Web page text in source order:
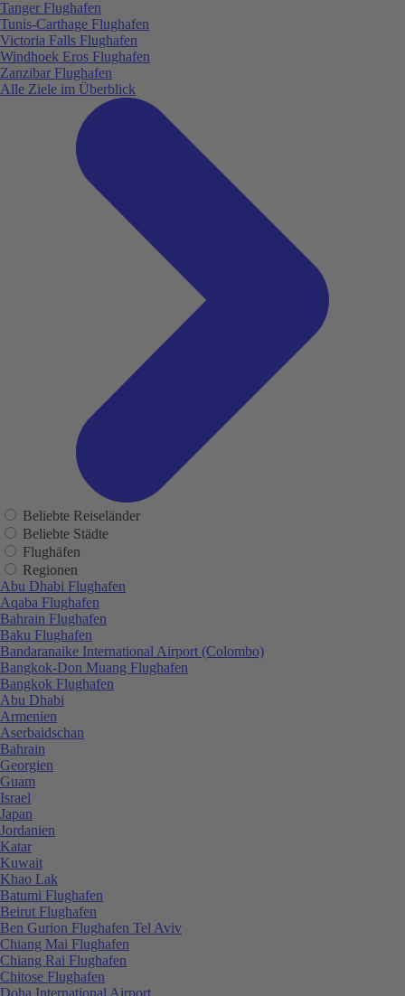
Tanger Flughafen
Tunis-Carthage Flughafen
Victoria Falls Flughafen
Windhoek Eros Flughafen
Zanzibar Flughafen
Alle Ziele im Überblick
Beliebte Reiseländer
Beliebte Städte
Flughäfen
Regionen
Abu Dhabi Flughafen
Aqaba Flughafen
Bahrain Flughafen
Baku Flughafen
Bandaranaike International Airport (Colombo)
Bangkok-Don Muang Flughafen
Bangkok Flughafen
Abu Dhabi
Armenien
Aserbaidschan
Bahrain
Georgien
Guam
Israel
Japan
Jordanien
Katar
Kuwait
Khao Lak
Batumi Flughafen
Beirut Flughafen
Ben Gurion Flughafen Tel Aviv
Chiang Mai Flughafen
Chiang Rai Flughafen
Chitose Flughafen
Doha International Airport